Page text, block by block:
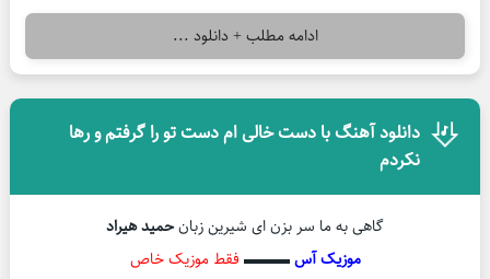
ادامه مطلب + دانلود ...
دانلود آهنگ با دست خالی ام دست تو را گرفتم و رها
نکردم
گاهی به ما سر بزن ای شیرین زبانحمید هیراد
موزیک آس▬▬▬ فقط موزیک خاص